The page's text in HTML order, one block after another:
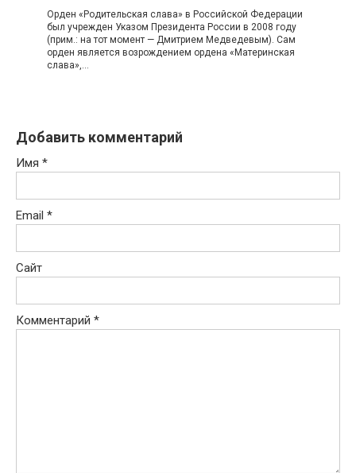
Орден «Родительская слава» в Российской Федерации
был учрежден Указом Президента России в 2008 году
(прим.: на тот момент — Дмитрием Медведевым). Сам
орден является возрождением ордена «Материнская
слава»,…
Добавить комментарий
Имя *
Email *
Сайт
Комментарий *